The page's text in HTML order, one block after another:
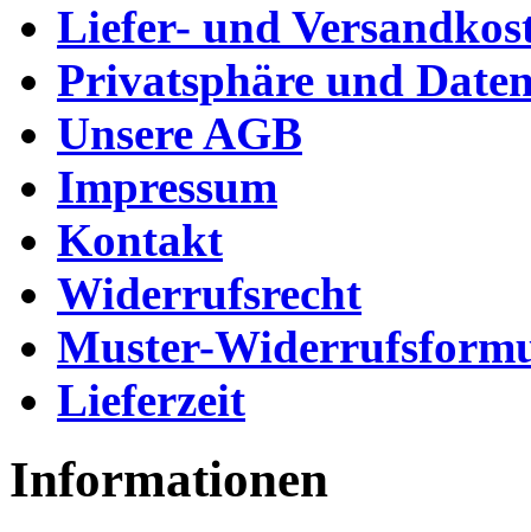
Liefer- und
Privatsphäre und
Unsere AGB
Impressum
Kontakt
Widerrufsrecht
Muster-
Lieferzeit
Informationen